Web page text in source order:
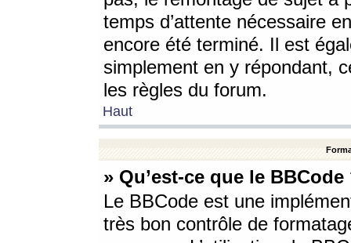
temps d’attente nécessaire
encore été terminé. Il est
simplement en y répondant,
les règles du forum.
Haut
» Qu’est-ce que le BBCode
Le BBCode est une
très bon contrôle de